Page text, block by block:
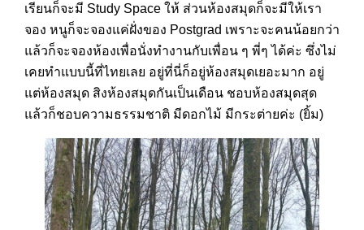
เรียนก็จะมี Study Space ให้ ส่วนห้องสมุดก็จะมีให้เรา
จอง หนูก็จะจองแค่ฝั่งของ Postgrad เพราะจะคนน้อยกว่า
แล้วก็จะจองห้องเพื่อนั่งทำงานกับเพื่อน ๆ พี่ๆ ได้ค่ะ ซึ่งไม่
เคยทำแบบนี้ที่ไทยเลย อยู่ที่นี่ก็อยู่ห้องสมุดเยอะมาก อยู่
แต่ห้องสมุด สิงห้องสมุดกันเป็นเดือน ชอบห้องสมุดสุด
แล้วก็ชอบความธรรมชาติ มีดอกไม้ มีกระต่ายค่ะ (ยิ้ม)